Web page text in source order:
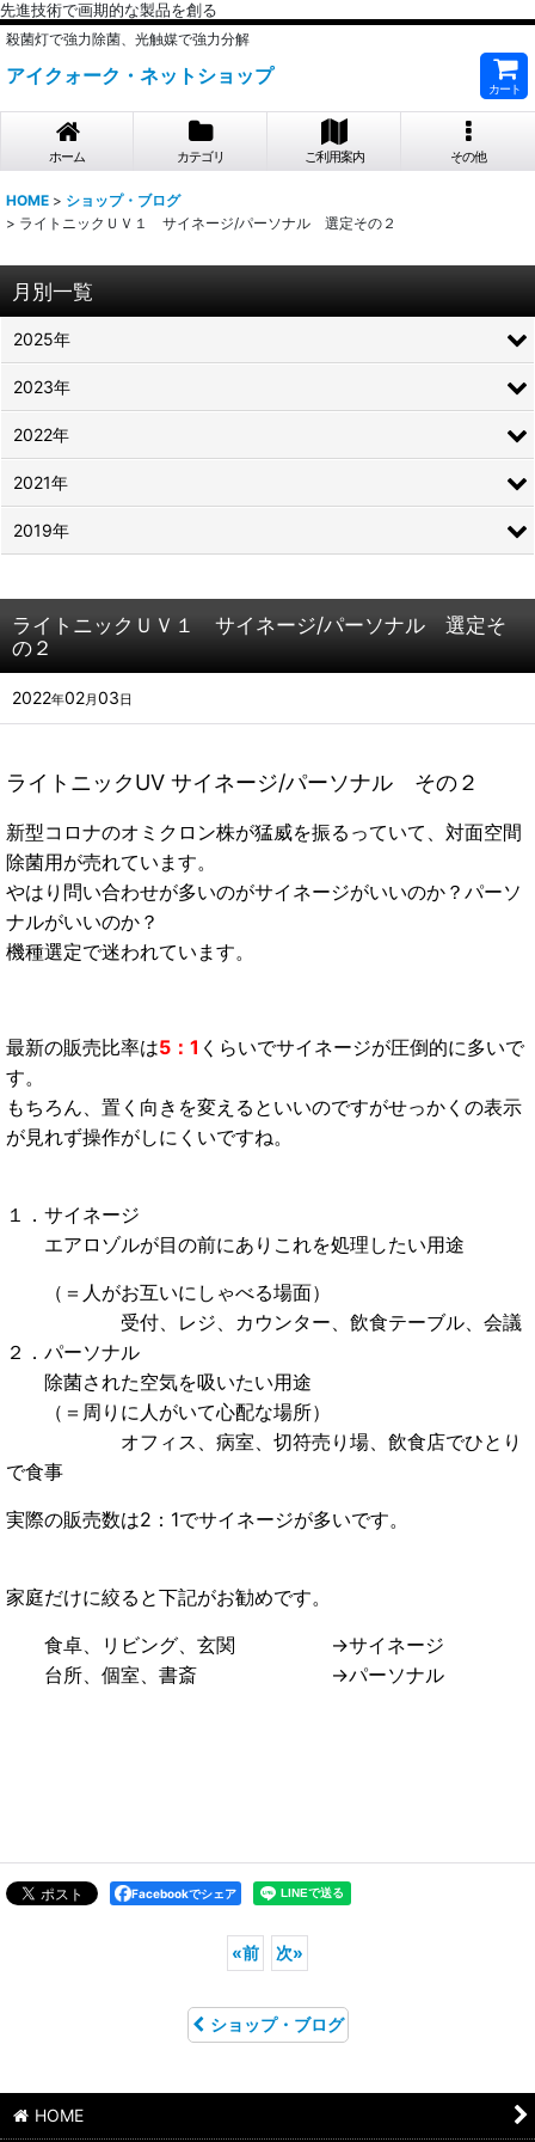
先進技術で画期的な製品を創る
殺菌灯で強力除菌、光触媒で強力分解
アイクォーク・ネットショップ
カート
ホーム カテゴリ ご利用案内 その他
HOME > ショップ・ブログ
> ライトニックＵＶ１ サイネージ/パーソナル 選定その２
ライトニックＵＶ１ サイネージ/パーソナル 選定そ
の２
2022年02月03日
ライトニックUV サイネージ/パーソナル その２
新型コロナのオミクロン株が猛威を振るっていて、対面空間
除菌用が売れています。
やはり問い合わせが多いのがサイネージがいいのか？パーソ
ナルがいいのか？
機種選定で迷われています。
最新の販売比率は5：1 くらいでサイネージが圧倒的に多いで
す。
もちろん、置く向きを変えるといいのですがせっかくの表示
が見れず操作がしにくいですね。
１． サイネージ
エアロゾルが目の前にありこれを処理したい用途
（＝人がお互いにしゃべる場面）
受付、レジ、カウンター、飲食テーブル、会議
２．パーソナル
除菌された空気を吸いたい用途
（＝周りに人がいて心配な場所）
オフィス、病室、切符売り場、飲食店でひとり
で食事
実際の販売数は2：1でサイネージが多いです。
家庭だけに絞ると下記がお勧めです。
食卓、リビング、玄関 →サイネージ
台所、 個室、書斎 →パーソナル
Facebookでシェア
«前 次»
ショップ・ブログ
月別一覧
2025年
2023年
2022年
2021年
2019年
HOME